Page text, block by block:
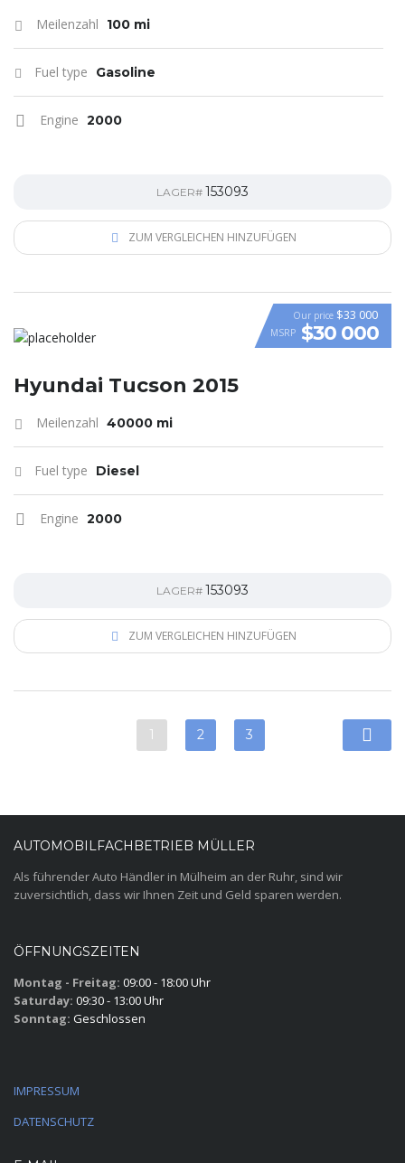
Meilenzahl 100 mi
Fuel type Gasoline
Engine 2000
LAGER# 153093
ZUM VERGLEICHEN HINZUFÜGEN
VIDEO
Our price $33 000
MSRP $30 000
Hyundai Tucson 2015
Meilenzahl 40000 mi
Fuel type Diesel
Engine 2000
LAGER# 153093
ZUM VERGLEICHEN HINZUFÜGEN
1 2 3
AUTOMOBILFACHBETRIEB MÜLLER
Als führender Auto Händler in Mülheim an der Ruhr, sind wir
zuversichtlich, dass wir Ihnen Zeit und Geld sparen werden.
ÖFFNUNGSZEITEN
Montag - Freitag: 09:00 - 18:00 Uhr
Saturday: 09:30 - 13:00 Uhr
Sonntag: Geschlossen
IMPRESSUM
DATENSCHUTZ